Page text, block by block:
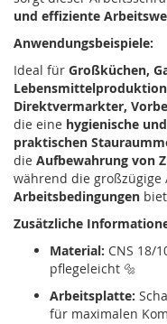
und effiziente
Anwendungsbeispiele:
Ideal für Großküchen,
Direktvermarkter,
die eine hygienische
praktischen
die Aufbewahrung von
während die
Arbeitsbedingungen
Zusätzliche
Material: CNS 18/
pflegeleicht 🔩
Arbeitsplatte:
für maximalen